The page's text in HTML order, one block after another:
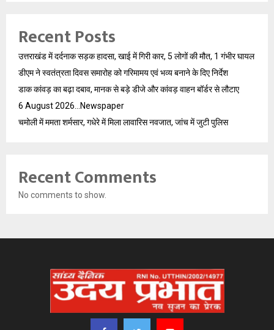
Recent Posts
उत्तराखंड में दर्दनाक सड़क हादसा, खाई में गिरी कार, 5 लोगों की मौत, 1 गंभीर घायल
डीएम ने स्वतंत्रता दिवस समारोह को गरिमामय एवं भव्य बनाने के दिए निर्देश
डाक कांवड़ का बढ़ा दबाव, मानक से बड़े डीजे और कांवड़ वाहन बॉर्डर से लौटाए
6 August 2026…Newspaper
चमोली में ममता शर्मसार, गधेरे में मिला लावारिस नवजात, जांच में जुटी पुलिस
Recent Comments
No comments to show.